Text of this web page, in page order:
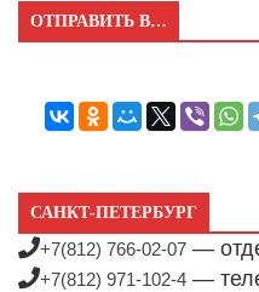
ОТПРАВИТЬ В…
САНКТ-ПЕТЕРБУРГ
+7(812) 766-02-07 —
+7(812) 971-102-4 —